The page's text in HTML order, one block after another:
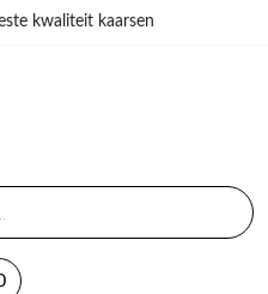
kwaliteit kaarsen